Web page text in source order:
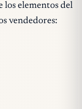
los elementos del
vendedores: